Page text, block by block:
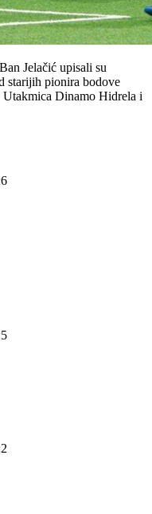
Jelačić upisali su
starijih pionira bodove
Dinamo Hidrela i